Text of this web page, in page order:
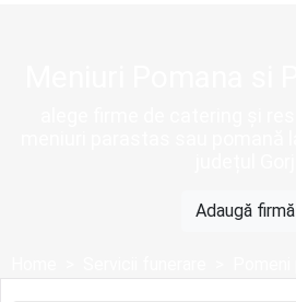
Adaugă firmă